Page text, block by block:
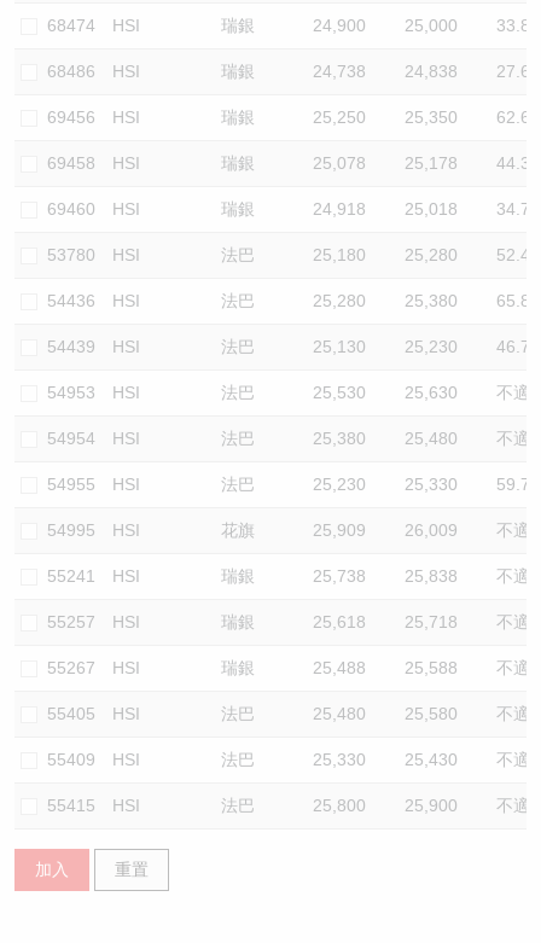
68474 HSI 瑞銀 24,900 25,000 33.8
68486 HSI 瑞銀 24,738 24,838 27.6
69456 HSI 瑞銀 25,250 25,350 62.6
69458 HSI 瑞銀 25,078 25,178 44.3
69460 HSI 瑞銀 24,918 25,018 34.7
53780 HSI 法巴 25,180 25,280 52.4
54436 HSI 法巴 25,280 25,380 65.8
54439 HSI 法巴 25,130 25,230 46.7
54953 HSI 法巴 25,530 25,630 不適
54954 HSI 法巴 25,380 25,480 不適
54955 HSI 法巴 25,230 25,330 59.7
54995 HSI 花旗 25,909 26,009 不適
55241 HSI 瑞銀 25,738 25,838 不適
55257 HSI 瑞銀 25,618 25,718 不適
55267 HSI 瑞銀 25,488 25,588 不適
55405 HSI 法巴 25,480 25,580 不適
55409 HSI 法巴 25,330 25,430 不適
55415 HSI 法巴 25,800 25,900 不適
加入 重置